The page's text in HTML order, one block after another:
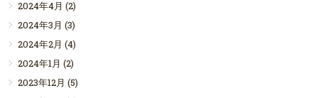
2024年4月 (2)
2024年3月 (3)
2024年2月 (4)
2024年1月 (2)
2023年12月 (5)